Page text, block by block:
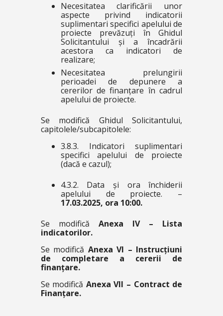
Necesitatea clarificării unor
aspecte privind indicatorii
suplimentari specifici apelului de
proiecte prevăzuți în Ghidul
Solicitantului și a încadrării
acestora ca indicatori de
realizare;
Necesitatea prelungirii
perioadei de depunere a
cererilor de finanțare în cadrul
apelului de proiecte.
Se modifică Ghidul Solicitantului,
capitolele/subcapitolele:
3.8.3. Indicatori suplimentari
specifici apelului de proiecte
(dacă e cazul);
4.3.2. Data și ora închiderii
apelului de proiecte. –
17.03.2025, ora 10:00.
Se modifică Anexa IV – Lista
indicatorilor.
Se modifică Anexa VI – Instrucțiuni
de completare a cererii de
finanțare.
Se modifică Anexa VII – Contract de
Finanțare.